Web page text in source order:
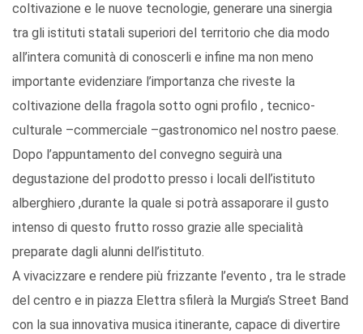
coltivazione e le nuove tecnologie, generare una sinergia
tra gli istituti statali superiori del territorio che dia modo
all’intera comunità di conoscerli e infine ma non meno
importante evidenziare l’importanza che riveste la
coltivazione della fragola sotto ogni profilo , tecnico-
culturale –commerciale –gastronomico nel nostro paese.
Dopo l’appuntamento del convegno seguirà una
degustazione del prodotto presso i locali dell’istituto
alberghiero ,durante la quale si potrà assaporare il gusto
intenso di questo frutto rosso grazie alle specialità
preparate dagli alunni dell’istituto.
A vivacizzare e rendere più frizzante l’evento , tra le strade
del centro e in piazza Elettra sfilerà la Murgia’s Street Band
con la sua innovativa musica itinerante, capace di divertire